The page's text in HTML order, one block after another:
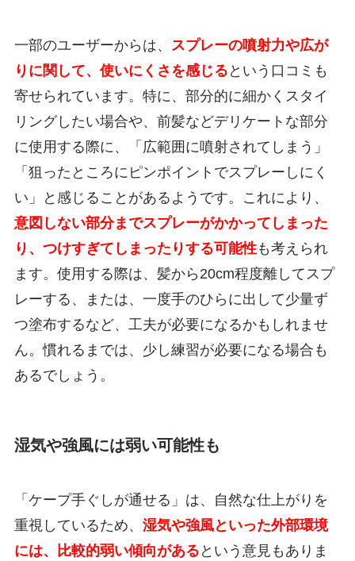
一部のユーザーからは、
スプレーの噴射力や広が
りに関して、使いにくさを感じる という口コミも
寄せられています。特に、部分的に細かくスタイ
リングしたい場合や、前髪などデリケートな部分
に使用する際に、「広範囲に噴射されてしまう」
「狙ったところにピンポイントでスプレーしにく
い」と感じることがあるようです。これにより、
意図しない部分までスプレーがかかってしまった
り、つけすぎてしまったりする可能性も考えられ
ます。使用する際は、髪から20cm程度離してスプ
レーする、または、一度手のひらに出して少量ず
つ塗布するなど、工夫が必要になるかもしれませ
ん。慣れるまでは、少し練習が必要になる場合も
あるでしょう。
湿気や強風には弱い可能性も
「ケープ手ぐしが通せる」は、自然な仕上がりを
重視しているため、 湿気や強風といった外部環境
には、比較的弱い傾向がある という意見もありま